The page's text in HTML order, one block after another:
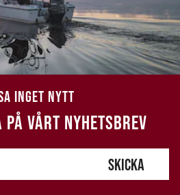
INGET NYTT
PÅ VÅRT NYHETSBREV
SKICKA